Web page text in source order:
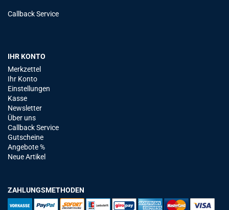
Callback Service
IHR KONTO
Merkzettel
Ihr Konto
Einstellungen
Kasse
Newsletter
Über uns
Callback Service
Gutscheine
Angebote %
Neue Artikel
ZAHLUNGSMETHODEN